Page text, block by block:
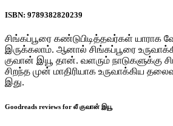
ISBN: 9789382820239
சிங்கப்பூரை கண்டுபிடித்தவர்கள் யாராக
இருக்கலாம். ஆனால் சிங்கப்பூரை
குவான் இயூ தான். வளரும் நாடுகளுக்கு
சிறந்த முன் மாதிரியாக உருவாக்கிய
இது.
Goodreads reviews for லீ குவான் இயூ